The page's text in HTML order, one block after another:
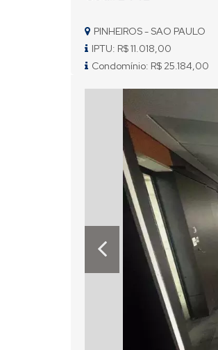
PINHEIROS - SAO PAULO
IPTU: R$ 11.018,00
Condomínio: R$ 25.184,00